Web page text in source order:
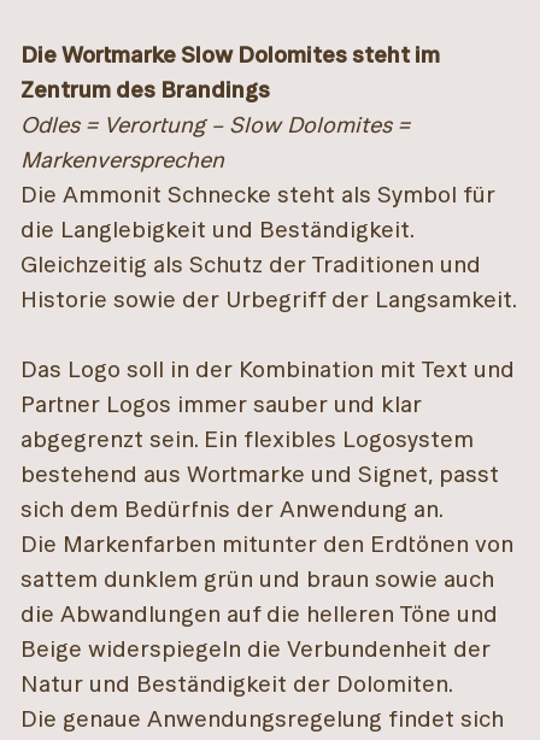
Die Wortmarke Slow Dolomites steht im
Zentrum des Brandings
Odles = Verortung – Slow Dolomites =
Markenversprechen
Die Ammonit Schnecke steht als Symbol für
die Langlebigkeit und Beständigkeit.
Gleichzeitig als Schutz der Traditionen und
Historie sowie der Urbegriff der Langsamkeit.
Das Logo soll in der Kombination mit Text und
Partner Logos immer sauber und klar
abgegrenzt sein. Ein flexibles Logosystem
bestehend aus Wortmarke und Signet, passt
sich dem Bedürfnis der Anwendung an.
Die Markenfarben mitunter den Erdtönen von
sattem dunklem grün und braun sowie auch
die Abwandlungen auf die helleren Töne und
Beige widerspiegeln die Verbundenheit der
Natur und Beständigkeit der Dolomiten.
Die genaue Anwendungsregelung findet sich